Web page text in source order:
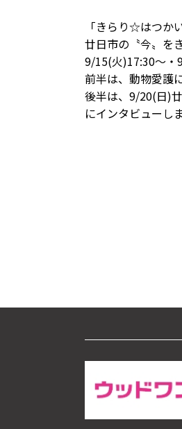
「きらり☆はつか
廿日市の〝今〟を
9/15(火)17:30～
前半は、 動物愛護
後半は、 9/20(日)
にインタビューし